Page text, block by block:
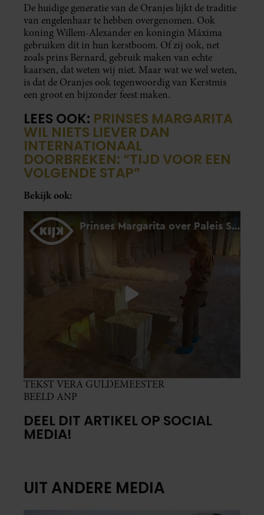
De huidige generatie van de Oranjes lijkt de traditie
van engelenhaar te hebben overgenomen. Ook
koning Willem-Alexander en koningin Máxima
gebruiken dit in hun kerstboom. Of zij ook, net
zoals prins Bernard, gebruik maken van echte
kaarsen, dat weten wij niet. Maar wat we wel weten,
is dat de Oranjes ook tegenwoordig van Kerstmis
een groot en bijzonder feest maken.
LEES OOK: PRINSES MARGARITA
WIL NIETS LIEVER DAN
INTERNATIONAAL
DOORBREKEN: “TIJD VOOR EEN
VOLGENDE STAP”
Bekijk ook:
TEKST VERA GULDEMEESTER
BEELD ANP
DEEL DIT ARTIKEL OP SOCIAL
MEDIA!
UIT ANDERE MEDIA